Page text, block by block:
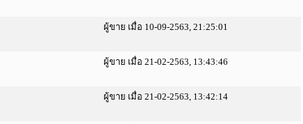
ผู้ขาย เมื่อ 10-09-2563, 21:25:01
ผู้ขาย เมื่อ 21-02-2563, 13:43:46
ผู้ขาย เมื่อ 21-02-2563, 13:42:14